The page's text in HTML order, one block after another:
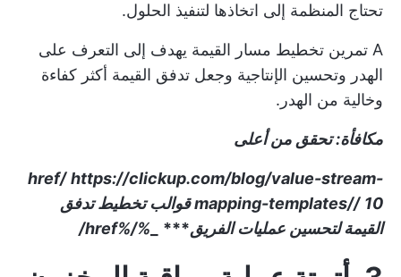
تحتاج المنظمة إلى اتخاذها لتنفيذ الحلول.
A تمرين تخطيط مسار القيمة يهدف إلى التعرف على
الهدر وتحسين الإنتاجية وجعل تدفق القيمة أكثر كفاءة
وخالية من الهدر.
مكافأة: تحقق من أعلى
href/ https://clickup.com/blog/value-stream-
mapping-templates//10 قوالب تخطيط تدفق
القيمة لتحسين عمليات الفريق***
%/%href/